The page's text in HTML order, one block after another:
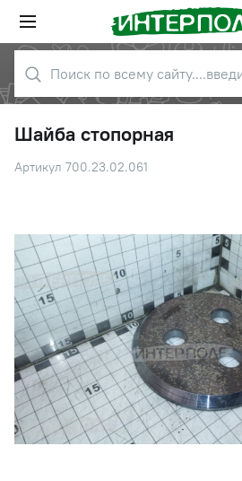
Шайба стопорная
Артикул 700.23.02.061